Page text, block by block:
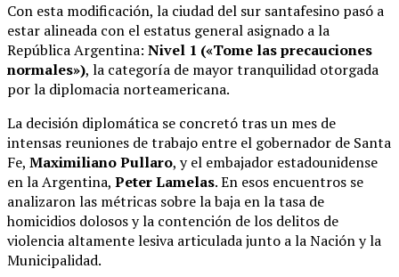
Con esta modificación, la ciudad del sur santafesino pasó a
estar alineada con el estatus general asignado a la
República Argentina: Nivel 1 («Tome las precauciones
normales»), la categoría de mayor tranquilidad otorgada
por la diplomacia norteamericana.
La decisión diplomática se concretó tras un mes de
intensas reuniones de trabajo entre el gobernador de Santa
Fe, Maximiliano Pullaro, y el embajador estadounidense
en la Argentina, Peter Lamelas.En esos encuentros se
analizaron las métricas sobre la baja en la tasa de
homicidios dolosos y la contención de los delitos de
violencia altamente lesiva articulada junto a la Nación y la
Municipalidad.